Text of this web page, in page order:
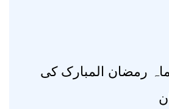
فصل 1 : ماہ رمضان المبارک کی